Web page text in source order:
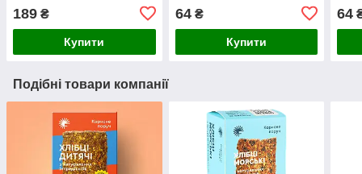
189 ₴
Купити
64₴
Купити
64
Подібні товари компанії